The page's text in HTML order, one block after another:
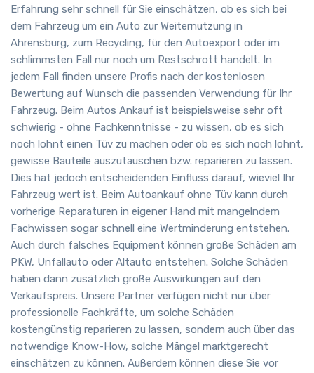
Erfahrung sehr schnell für Sie einschätzen, ob es sich bei
dem Fahrzeug um ein Auto zur Weiternutzung in
Ahrensburg, zum Recycling, für den Autoexport oder im
schlimmsten Fall nur noch um Restschrott handelt. In
jedem Fall finden unsere Profis nach der kostenlosen
Bewertung auf Wunsch die passenden Verwendung für Ihr
Fahrzeug. Beim Autos Ankauf ist beispielsweise sehr oft
schwierig - ohne Fachkenntnisse - zu wissen, ob es sich
noch lohnt einen Tüv zu machen oder ob es sich noch lohnt,
gewisse Bauteile auszutauschen bzw. reparieren zu lassen.
Dies hat jedoch entscheidenden Einfluss darauf, wieviel Ihr
Fahrzeug wert ist. Beim Autoankauf ohne Tüv kann durch
vorherige Reparaturen in eigener Hand mit mangelndem
Fachwissen sogar schnell eine Wertminderung entstehen.
Auch durch falsches Equipment können große Schäden am
PKW, Unfallauto oder Altauto entstehen. Solche Schäden
haben dann zusätzlich große Auswirkungen auf den
Verkaufspreis. Unsere Partner verfügen nicht nur über
professionelle Fachkräfte, um solche Schäden
kostengünstig reparieren zu lassen, sondern auch über das
notwendige Know-How, solche Mängel marktgerecht
einschätzen zu können. Außerdem können diese Sie vor